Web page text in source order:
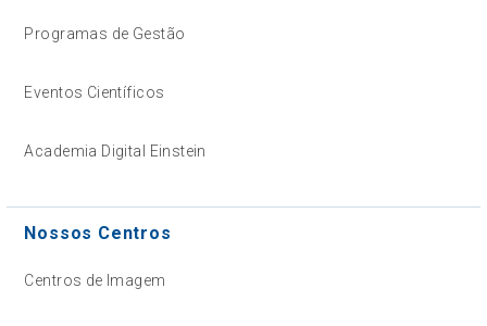
Programas de Gestão
Eventos Científicos
Academia Digital Einstein
Nossos Centros
Centros de Imagem